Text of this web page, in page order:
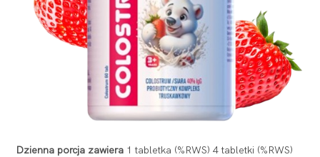
Dzienna porcja zawiera 1 tabletka (%RWS) 4 tabletki (%RWS)